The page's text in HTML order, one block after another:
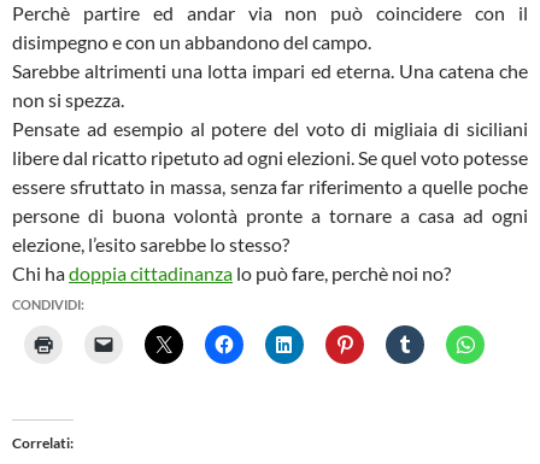
Perchè partire ed andar via non può coincidere con il
disimpegno e con un abbandono del campo.
Sarebbe altrimenti una lotta impari ed eterna. Una catena che
non si spezza.
Pensate ad esempio al potere del voto di migliaia di siciliani
libere dal ricatto ripetuto ad ogni elezioni. Se quel voto potesse
essere sfruttato in massa, senza far riferimento a quelle poche
persone di buona volontà pronte a tornare a casa ad ogni
elezione, l’esito sarebbe lo stesso?
Chi hadoppia cittadinanza lo può fare, perchè noi no?
CONDIVIDI:
Correlati